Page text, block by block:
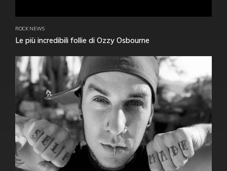
ROCK NEWS
Le più incredibili follie di Ozzy Osbourne